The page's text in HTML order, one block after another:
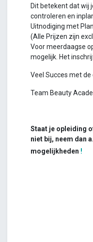
Dit betekent dat wij
controleren en
Uitnodiging met
(Alle Prijzen zijn
Voor meerdaagse
mogelijk. Het
Veel Succes met de
Team Beauty
Staat je opleiding
niet bij, neem dan
mogelijkheden !